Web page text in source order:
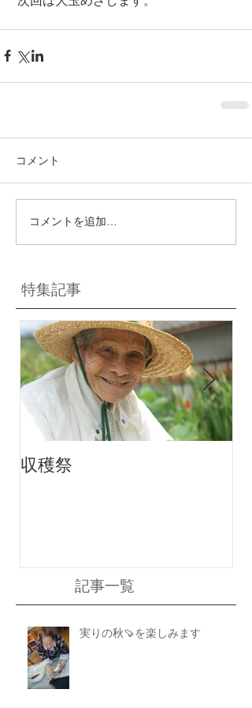
特集記事
記事一覧
コメント
コメントを追加…
収穫祭
実りの秋🍠を楽しみます